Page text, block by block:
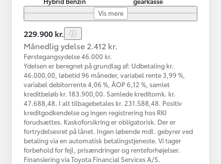
Vis mere
229.900 kr.
Månedlig ydelse 2.412 kr.
Førstegangsydelse 46.000 kr.
Ydelsen er beregnet på grundlag af: Udbetaling kr.
46.000,00, løbetid 96 måneder, variabel rente 3,99 %,
variabel debitorrente 4,06 %, ÅOP 6,12 %, samlet
kreditbeløb kr. 183.900,00. Samlede kreditomk. kr.
47.688,48. I alt tilbagebetales kr. 231.588,48. Positiv
kreditgodkendelse og ingen registrering hos RKI
forudsættes. Kaskoforsikring er obligatorisk. Der er
fortrydelsesret på lånet. Ingen løbende mdl. gebyrer ved
betaling via en automatisk betalingstjeneste. Vi tager
forbehold for fejl, prisændringer og renteforhøjelser.
Finansiering via Toyota Financial Services A/S.